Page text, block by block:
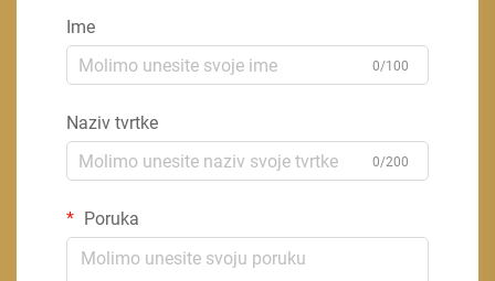
Ime
0/100
Naziv tvrtke
0/200
Poruka